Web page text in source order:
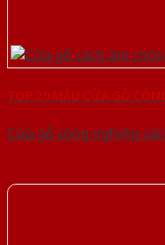
TOP 20 MẪU CỬA GỖ
Cửa gỗ công nghiệp